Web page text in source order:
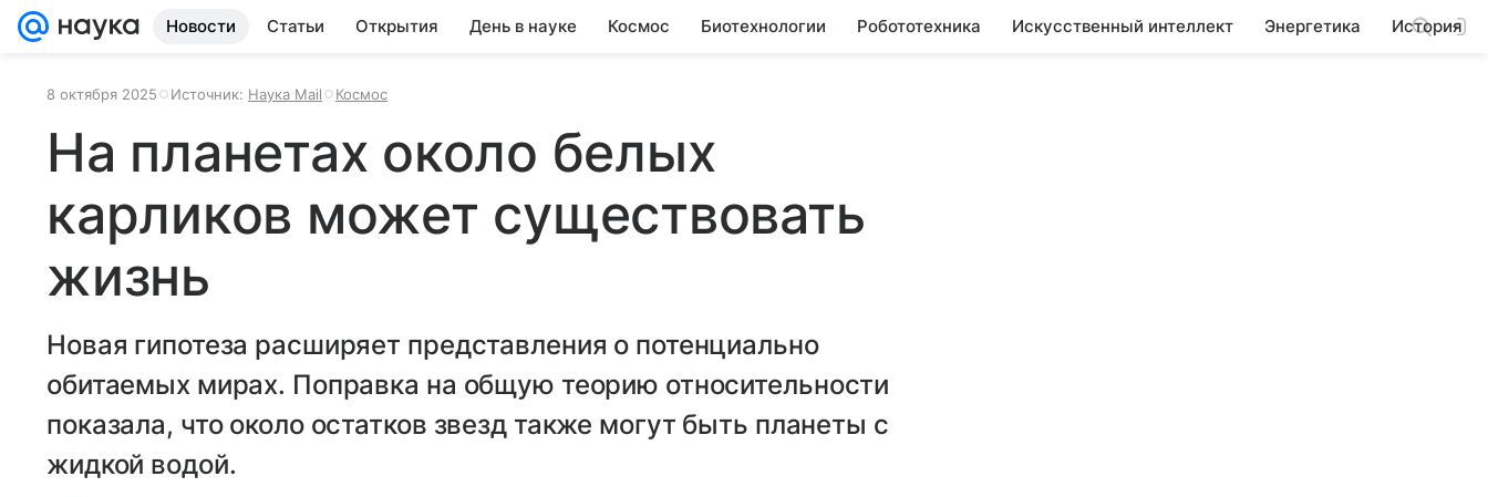
Новости Статьи Открытия День в науке Космос Биотехнологии Робототехника Искусственный интеллект Энергетика История
8 октября 2025 Источник: Наука Mail Космос
На планетах около белых
карликов может существовать
жизнь
Новая гипотеза расширяет представления о потенциально
обитаемых мирах. Поправка на общую теорию относительности
показала, что около остатков звезд также могут быть планеты с
жидкой водой.